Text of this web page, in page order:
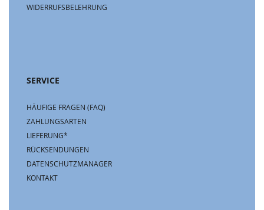
WIDERRUFSBELEHRUNG
SERVICE
HÄUFIGE FRAGEN (FAQ)
ZAHLUNGSARTEN
LIEFERUNG*
RÜCKSENDUNGEN
DATENSCHUTZMANAGER
KONTAKT